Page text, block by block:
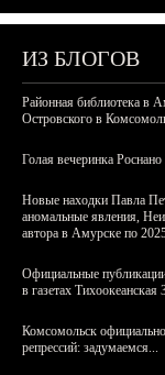
ИЗ БЛОГОВ
Районная библиотека в
Островского в
Голая вечеринка
Новые находки Павла
аномальные явления,
автора в Амурске по
Официальные
в газетах
Комсомольск
репрессий: задумаемся...